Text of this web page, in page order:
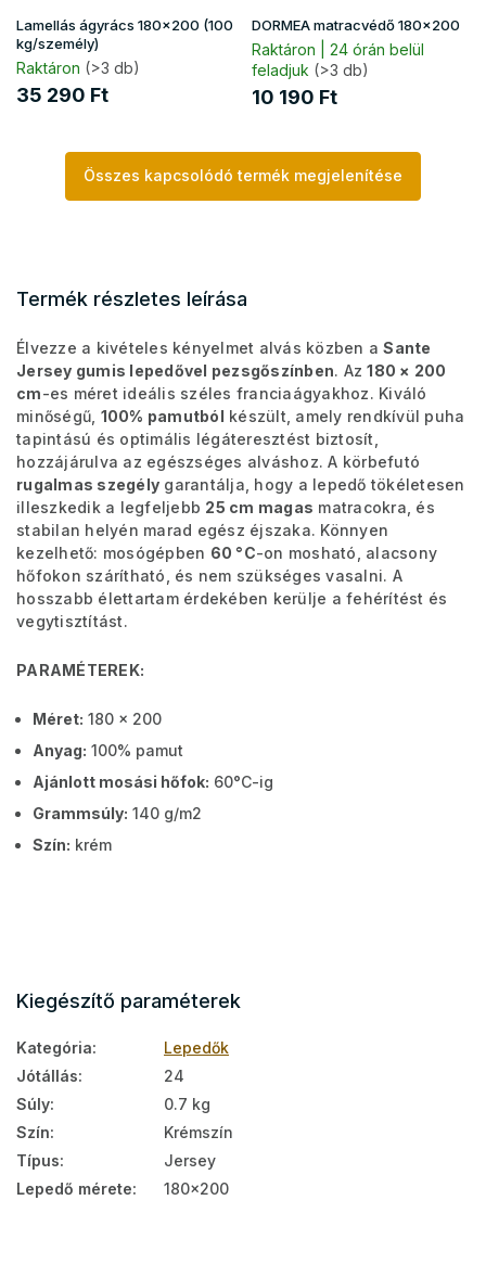
Lamellás ágyrács 180x200 (100
kg/személy)
Raktáron (>3 db)
35 290 Ft
DORMEA matracvédő 180x200
Raktáron | 24 órán belül
feladjuk (>3 db)
10 190 Ft
Összes kapcsolódó termék megjelenítése
Termék részletes leírása
Élvezze a kivételes kényelmet alvás közben aSante
Jersey gumis lepedővel pezsgőszínben. Az180 × 200
cm-es méret ideális széles franciaágyakhoz. Kiváló
minőségű, 100% pamutból készült, amely rendkívül puha
tapintású és optimális légáteresztést biztosít,
hozzájárulva az egészséges alváshoz. A körbefutó
rugalmas szegély garantálja, hogy a lepedő tökéletesen
illeszkedik a legfeljebb 25 cm magas matracokra, és
stabilan helyén marad egész éjszaka. Könnyen
kezelhető: mosógépben 60 °C-on mosható, alacsony
hőfokon szárítható, és nem szükséges vasalni. A
hosszabb élettartam érdekében kerülje a fehérítést és
vegytisztítást.
PARAMÉTEREK:
Méret: 180 x 200
Anyag: 100% pamut
Ajánlott mosási hőfok: 60°C-ig
Grammsúly: 140 g/m2
Szín: krém
Kiegészítő paraméterek
Kategória:
Lepedők
Jótállás:
24
Súly:
0.7 kg
Szín:
Krémszín
Típus:
Jersey
Lepedő mérete: 180x200